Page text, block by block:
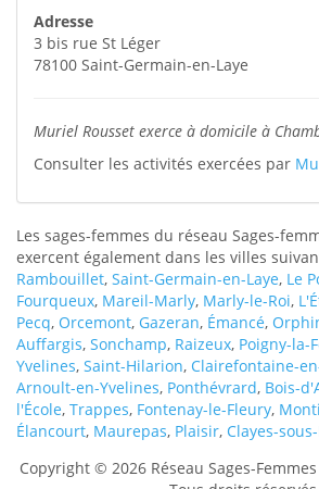
Adresse
3 bis rue St Léger
78100 Saint-Germain-en-Laye
Muriel Rousset exerce à domicile à
Consulter les activités exercées par
Les sages-femmes du réseau Sages-
exercent également dans les villes
Rambouillet, Saint-Germain-en-Laye, Le
Fourqueux, Mareil-Marly, Marly-le-Roi,
Pecq, Orcemont, Gazeran, Émancé,
Auffargis, Sonchamp, Raizeux, Poigny-la-
Yvelines, Saint-Hilarion, Clairefontaine-
Arnoult-en-Yvelines, Ponthévrard, Bois-
l'École, Trappes, Fontenay-le-Fleury,
Élancourt, Maurepas, Plaisir, Clayes-
Copyright © 2026 Réseau Sages-